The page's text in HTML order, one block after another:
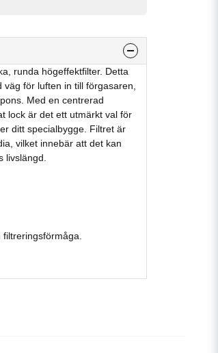
runda högeffektfilter. Detta
för luften in till förgasaren,
Med en centrerad
lock är det ett utmärkt val för
ditt specialbygge. Filtret är
vilket innebär att det kan
livslängd.